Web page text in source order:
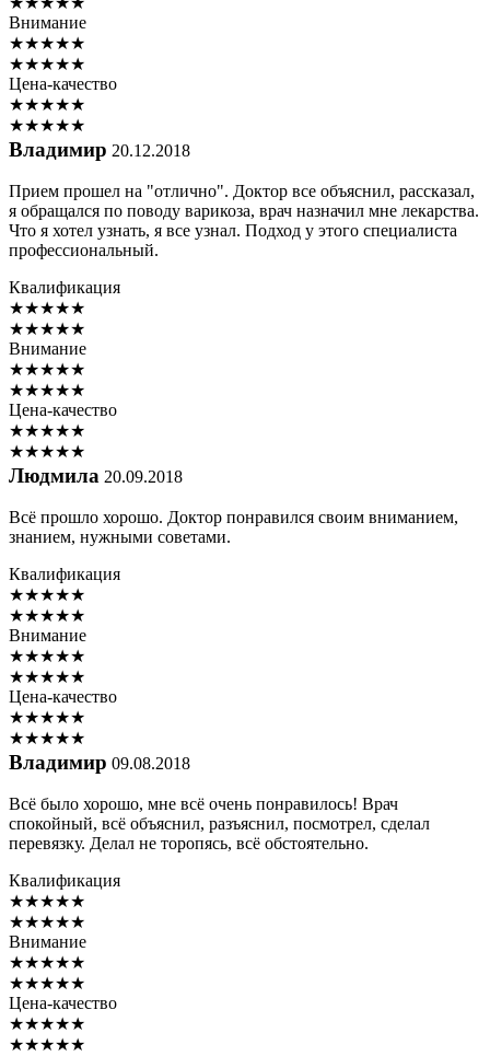
Внимание
★★★★★
★★★★★
Цена-качество
★★★★★
★★★★★
Владимир 20.12.2018
Прием прошел на "отлично". Доктор все объяснил, рассказал,
я обращался по поводу варикоза, врач назначил мне лекарства.
Что я хотел узнать, я все узнал. Подход у этого специалиста
профессиональный.
Квалификация
★★★★★
★★★★★
Внимание
★★★★★
★★★★★
Цена-качество
★★★★★
★★★★★
Людмила 20.09.2018
Всё прошло хорошо. Доктор понравился своим вниманием,
знанием, нужными советами.
Квалификация
★★★★★
★★★★★
Внимание
★★★★★
★★★★★
Цена-качество
★★★★★
★★★★★
Владимир 09.08.2018
Всё было хорошо, мне всё очень понравилось! Врач
спокойный, всё объяснил, разъяснил, посмотрел, сделал
перевязку. Делал не торопясь, всё обстоятельно.
Квалификация
★★★★★
★★★★★
Внимание
★★★★★
★★★★★
Цена-качество
★★★★★
★★★★★